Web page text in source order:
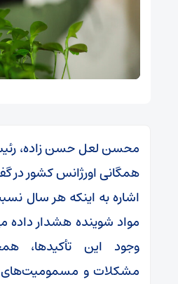
محسن‌ لعل حسن زاده،
همگانی اورژانس کشور در
اشاره به اینکه هر سال
مواد شوینده هشدار داده
وجود این تأکیدها،
مشکلات و مسمومیت‌های